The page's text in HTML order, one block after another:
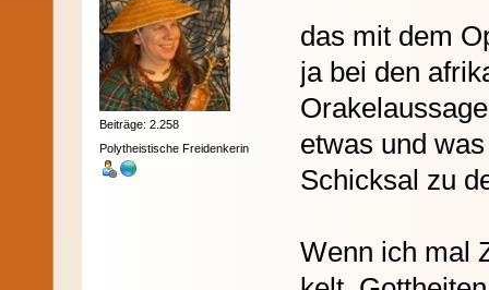
Beiträge: 2.258
Polytheistische Freidenkerin
das mit dem
ja bei den
etwas und
Schicksal zu
Wenn ich mal